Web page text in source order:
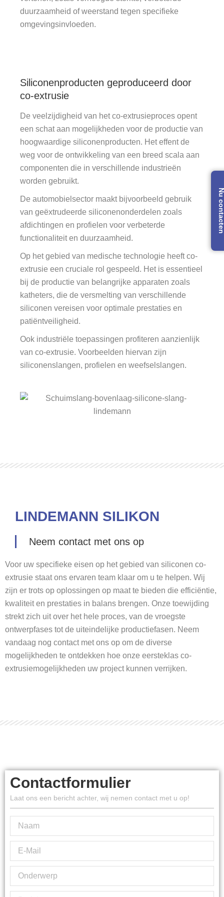
Nu
duurzaamheid of weerstand tegen specifieke
omgevingsinvloeden.
Siliconenproducten geproduceerd door
co-extrusie
De veelzijdigheid van het co-extrusieproces opent
een schat aan mogelijkheden voor de productie van
hoogwaardige siliconenproducten. Het effent de
weg voor de ontwikkeling van een breed scala aan
componenten die in verschillende industrieën
worden gebruikt.
De automobielsector maakt bijvoorbeeld gebruik
van geëxtrudeerde siliconenonderdelen zoals
afdichtingen en profielen voor verbeterde
functionaliteit en duurzaamheid.
Op het gebied van medische technologie heeft co-
extrusie een cruciale rol gespeeld. Het is essentieel
bij de productie van belangrijke apparaten zoals
katheters, die de versmelting van verschillende
siliconen vereisen voor optimale prestaties en
patiëntveiligheid.
Ook industriële toepassingen profiteren aanzienlijk
van co-extrusie. Voorbeelden hiervan zijn
siliconenslangen, profielen en weefselsl angen.
LINDEMANN SILIKON
Neem contact met ons op
Voor uw specifieke eisen op het gebied van siliconen co-
extrusie staat ons ervaren team klaar om u te helpen. Wij
zijn er trots op oplossingen op maat te bieden die efficiëntie,
kwaliteit en prestaties in balans brengen. Onze toewijding
strekt zich uit over het hele proces, van de vroegste
ontwerpfases tot de uiteindelijke productiefasen. Neem
vandaag nog contact met ons op om de diverse
mogelijkheden te ontdekken hoe onze eersteklas co-
extrusiemogelijkheden uw project kunnen verrijken.
Contactformulier
Laat ons een bericht achter, wij nemen contact met u op!